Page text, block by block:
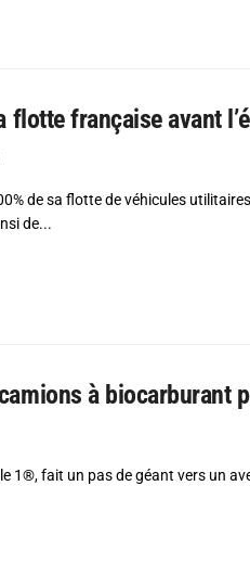
flotte française avant
de sa flotte de véhicules
de...
à biocarburant
1®, fait un pas de géant vers un